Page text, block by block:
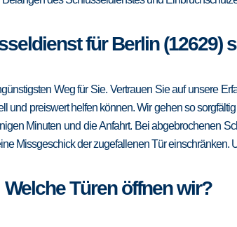
für Berlin (12629)
Weg für Sie. Vertrauen Sie auf unsere
preiswert helfen können. Wir gehen so
Minuten und die Anfahrt. Bei abgebrochenen
Missgeschick der zugefallenen Tür
Welche Türen öffnen wir?